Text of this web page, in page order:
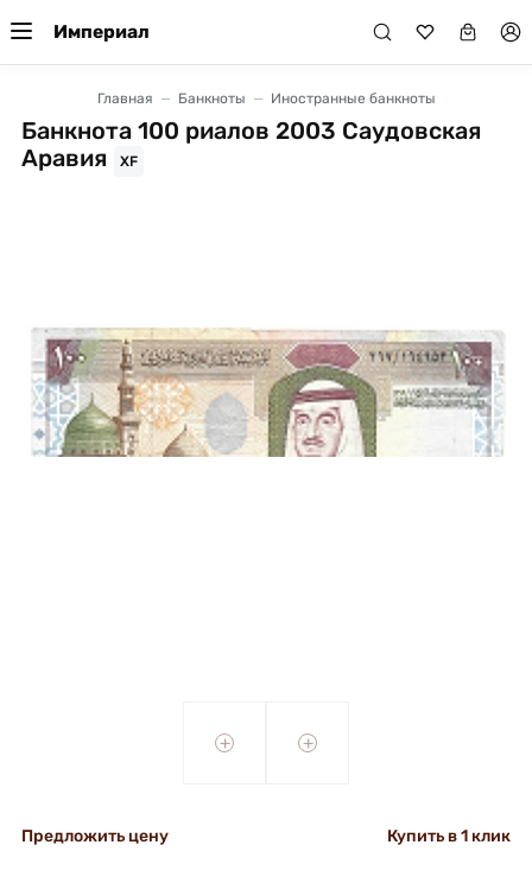
Империал
Главная Банкноты Иностранные банкноты
Банкнота 100 риалов 2003 Саудовская
Аравия
XF
+ +
Предложить цену Купить в 1 клик